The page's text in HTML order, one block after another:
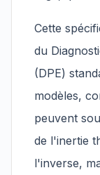
Cette
du
(DPE)
modèles,
peuvent
de l'inertie
l'inverse,